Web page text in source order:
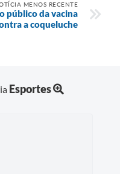
MENOS RECENTE
público da vacina
a coqueluche
Esportes